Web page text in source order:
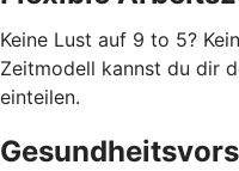
Keine Lust auf 9 to 5?
Zeitmodell kannst du dir
einteilen.